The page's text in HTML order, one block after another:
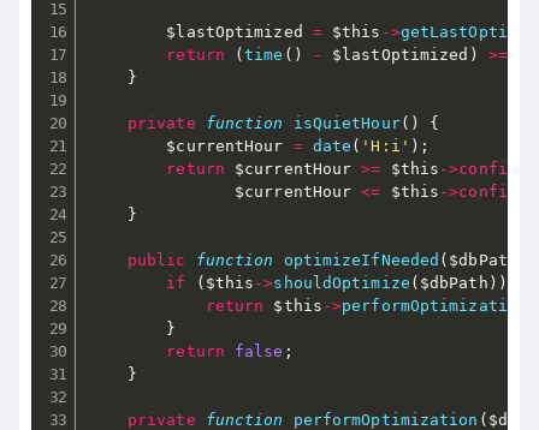
$lastOptimized = $this ->
return
(time ( ) - $lastOptimized ) >=
}
private function isQuietHour( )
{
$currentHour = date ( 'H:i' ) ;
return
$currentHour >= $this ->config
$currentHour <= $this ->config
}
public function optimizeIfNeeded ( $dbPath
if
( $this ->shouldOptimize ( $dbPath ) )
return
$this ->performOptimization
}
return
false ;
}
private function performOptimization (